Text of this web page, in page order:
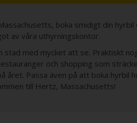
boka smidigt din
av våra uthyrningskontor.
stad med mycket att se. Praktiskt
och shopping som
året. Passa även på att boka hyrbil
till Hertz, Massachusetts!